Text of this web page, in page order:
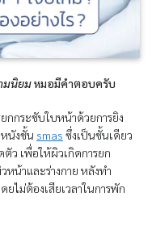
มนิยมหมอมีคำตอบครับ
กกระชับใบหน้าด้วยการยิง
นังชั้น smas ซึ่งเป็นชั้นเดียว
ว เพื่อให้ผิวเกิดการยก
หน้าและร่างกาย หลังทำ
ไม่ต้องเสียเวลาในการพัก